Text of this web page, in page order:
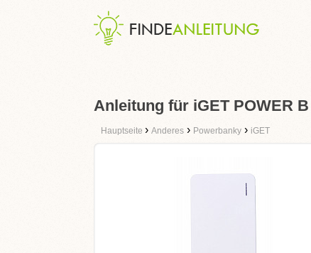
Anleitung für iGET POWER
Hauptseite › Anderes › Powerbanky › iGET